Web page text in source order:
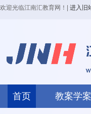
欢迎光临江南汇教育网！ 进入旧
首页 教案学案